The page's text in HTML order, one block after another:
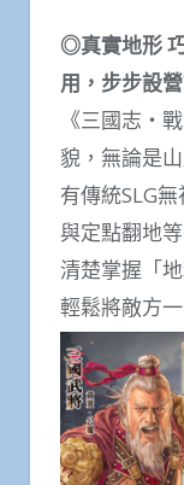
◎真實地形
用，步步設
《三國志・
貌，無論是
有傳統SLG
與定點翻地
清楚掌握「
輕鬆將敵方